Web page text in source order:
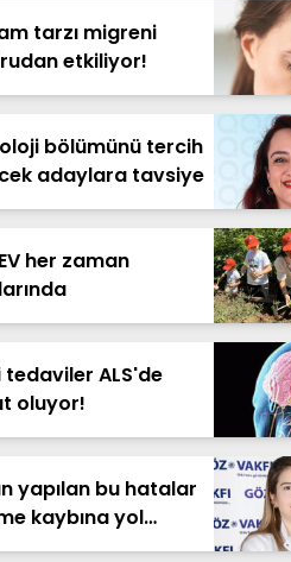
tarzı migreni
etkiliyor!
bölümünü tercih
adaylara tavsiye
her zaman
tedaviler ALS'de
oluyor!
yapılan bu hatalar
kaybına yol